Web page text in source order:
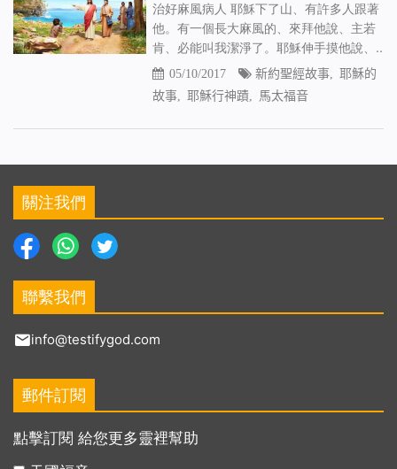
治好麻風病人 耶穌下了山、有許多人跟著
他。有一個長大麻風的、來拜他說、主若
肯、必能叫我潔淨了。耶穌伸手摸他說、..
05/10/2017 新約聖經故事, 耶穌的
故事, 耶穌行神蹟, 馬太福音
關注我們
聯繫我們
info@testifygod.com
郵件訂閱
點擊訂閱 給您更多靈裡幫助